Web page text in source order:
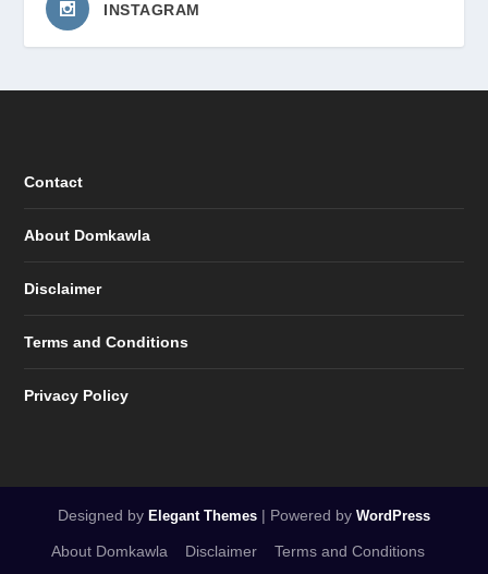
INSTAGRAM
Contact
About Domkawla
Disclaimer
Terms and Conditions
Privacy Policy
Designed by Elegant Themes | Powered by WordPress
About Domkawla Disclaimer Terms and Conditions